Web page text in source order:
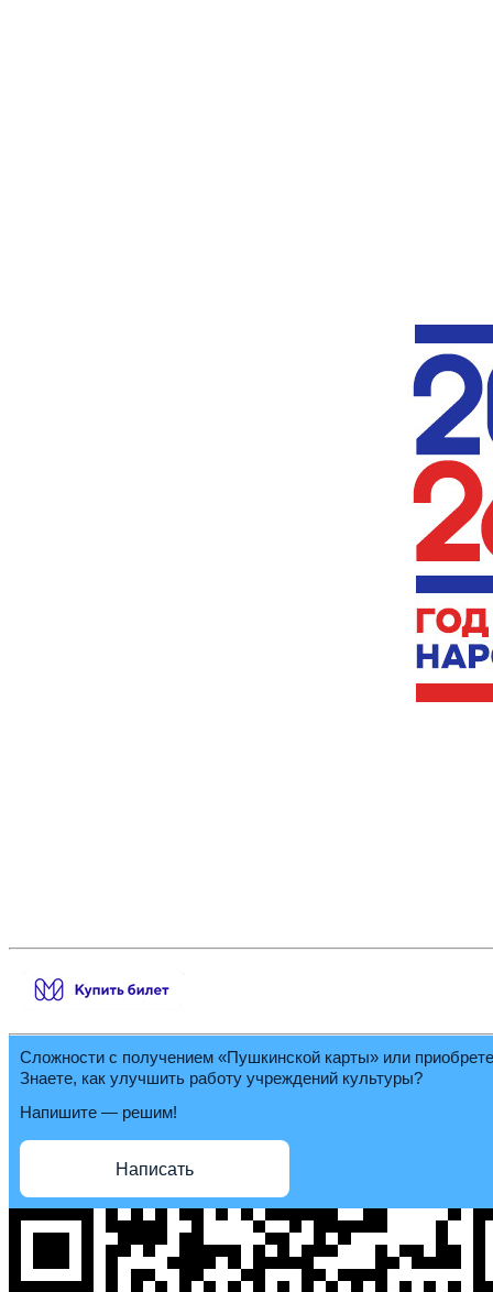
Сложности с получением «Пушкинской карты» или
Знаете, как улучшить работу учреждений культуры?
Напишите — решим!
Написать